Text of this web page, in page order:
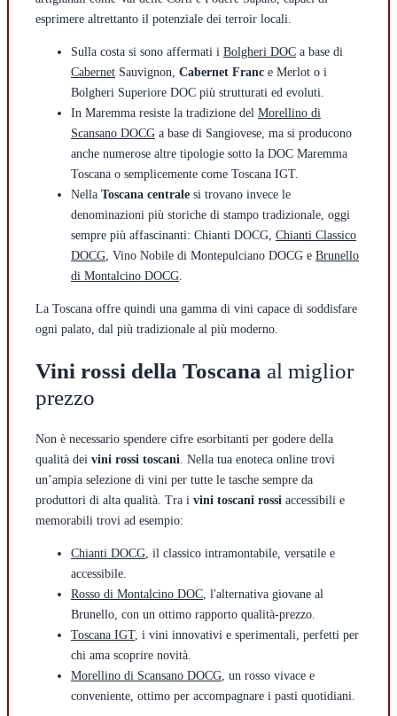
esprimere altrettanto il potenziale dei terroir locali.
Sulla costa si sono affermati i Bolgheri DOC a base di
Cabernet Sauvignon, Cabernet Franc e Merlot o i
Bolgheri Superiore DOC più strutturati ed evoluti.
In Maremma resiste la tradizione del Morellino di
Scansano DOCG a base di Sangiovese, ma si producono
anche numerose altre tipologie sotto la DOC Maremma
Toscana o semplicemente come Toscana IGT.
Nella Toscana centrale si trovano invece le
denominazioni più storiche di stampo tradizionale, oggi
sempre più affascinanti: Chianti DOCG, Chianti Classico
DOCG , Vino Nobile di Montepulciano DOCG e Brunello
di Montalcino DOCG
La Toscana offre quindi una gamma di vini capace di soddisfare
ogni palato, dal più tradizionale al più moderno.
Vini rossi della Toscana al miglior
prezzo
Non è necessario spendere cifre esorbitanti per godere della
qualità dei vini rossi toscani. Nella tua enoteca online trovi
un’ampia selezione di vini per tutte le tasche sempre da
produttori di alta qualità. Tra i vini toscani rossi accessibili e
memorabili trovi ad esempio:
Chianti DOCG, il classico intramontabile, versatile e
accessibile.
Rosso di Montalcino DOC, l'alternativa giovane al
Brunello, con un ottimo rapporto qualità-prezzo.
Toscana IGT, i vini innovativi e sperimentali, perfetti per
chi ama scoprire novità.
Morellino di Scansano DOCG, un rosso vivace e
conveniente, ottimo per accompagnare i pasti quotidiani.